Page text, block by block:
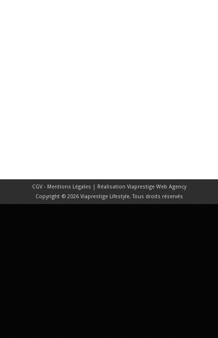
CGV - Mentions Légales | Réalisation Viaprestige Web Agency
Copyright © 2026 Viaprestige Lifestyle, Tous droits réservés